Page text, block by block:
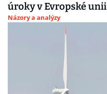
úroky v Evropské unii
Názory a analýzy